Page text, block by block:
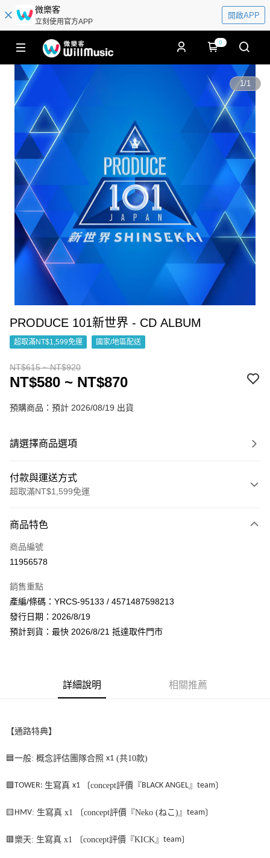
微樂客
立刻使用官方APP
開啟APP
0
1/1
PRODUCE 101新世界 - CD ALBUM
超取滿NT$1,599免運 國家/地區配送
NT$615 ~ NT$920
NT$580 ~ NT$870
預購商品：預計 2026/08/19 出貨
請選擇商品選項
付款與運送方式
超取滿NT$1,599免運
信用卡一次付款
超商取貨付款
Apple Pay
街口支付
１．簡單：不需註冊會員、不需綁卡、不需儲值。
２．便利：只要手機號碼，簡訊認證，即可結帳。
１．於結帳方式選擇「AFTEE先享後付」後，將跳轉至「AFTEE先享後付」
結帳頁面，進行簡訊認證並確認金額後，即可完成結帳。
３．收到繳費通知簡訊後14天內，點擊此簡訊中的連結，可透過四大超商／
※ 請注意：結帳手續完成當下不需立刻繳費，但若您需要取消訂單，請聯絡
購買商品的店家。未經商家同意取消之訂單仍視為有效，需透過AFTEE先享
運送方式
全家取貨付款
付款後全家取貨
每筆NT$60，滿NT$1,599(含以上)免運費
每筆NT$60，滿NT$1,599(含以上)免運費
商品特色
商品編號
11956578
銷售重點
產編/條碼：YRCS-95133 / 4571487598213
發行日期：2026/8/19
預計到貨：最快 2026/8/21 抵達取件門市
詳細說明 相關推薦
【通路特典】
🟦 一般: 概念評估團隊合照 x1 (共10款)
🟩TOWER: 生寫真 x1 〔concept評價『BLACK ANGEL 』 team〕
🟨 HMV: 生寫真 x1 〔concept評價『Neko (ねこ)』 team〕
🟥樂天: 生寫真 x1 〔concept評價『KICK』 team〕